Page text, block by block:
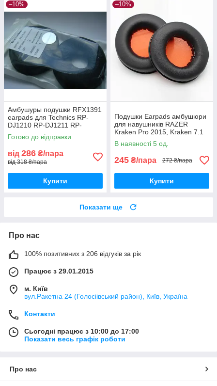
–10%
Амбушуры подушки RFX1391
earpads для Technics RP-
DJ1210 RP-DJ1211 RP-
DJ1200 EAH-DJ1200
Готово до відправки
від 286 ₴/пара
від 318 ₴/пара
Купити
–10%
Подушки Earpads амбушюри
для навушників RAZER
Kraken Pro 2015, Kraken 7.1
Chroma, USB, Essential
В наявності 5 од.
245 ₴/пара 272 ₴/пара
Купити
Показати ще
Про нас
100% позитивних з 206 відгуків за рік
Працює з 29.01.2015
м. Київ
вул.Ракетна 24 (Голосіівський район), Київ, Україна
Контакти
Сьогодні працює з 10:00 до 17:00
Показати весь графік роботи
Про нас